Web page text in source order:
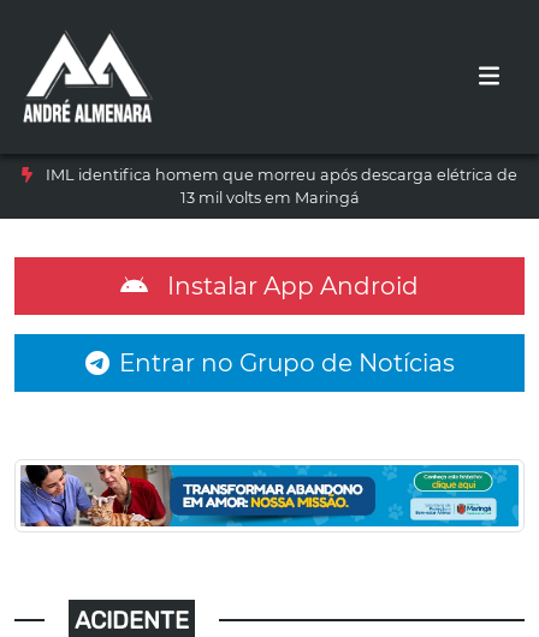
IML identifica homem que morreu após descarga elétrica de
13 mil volts em Maringá
Instalar App Android
Entrar no Grupo de Notícias
ACIDENTE